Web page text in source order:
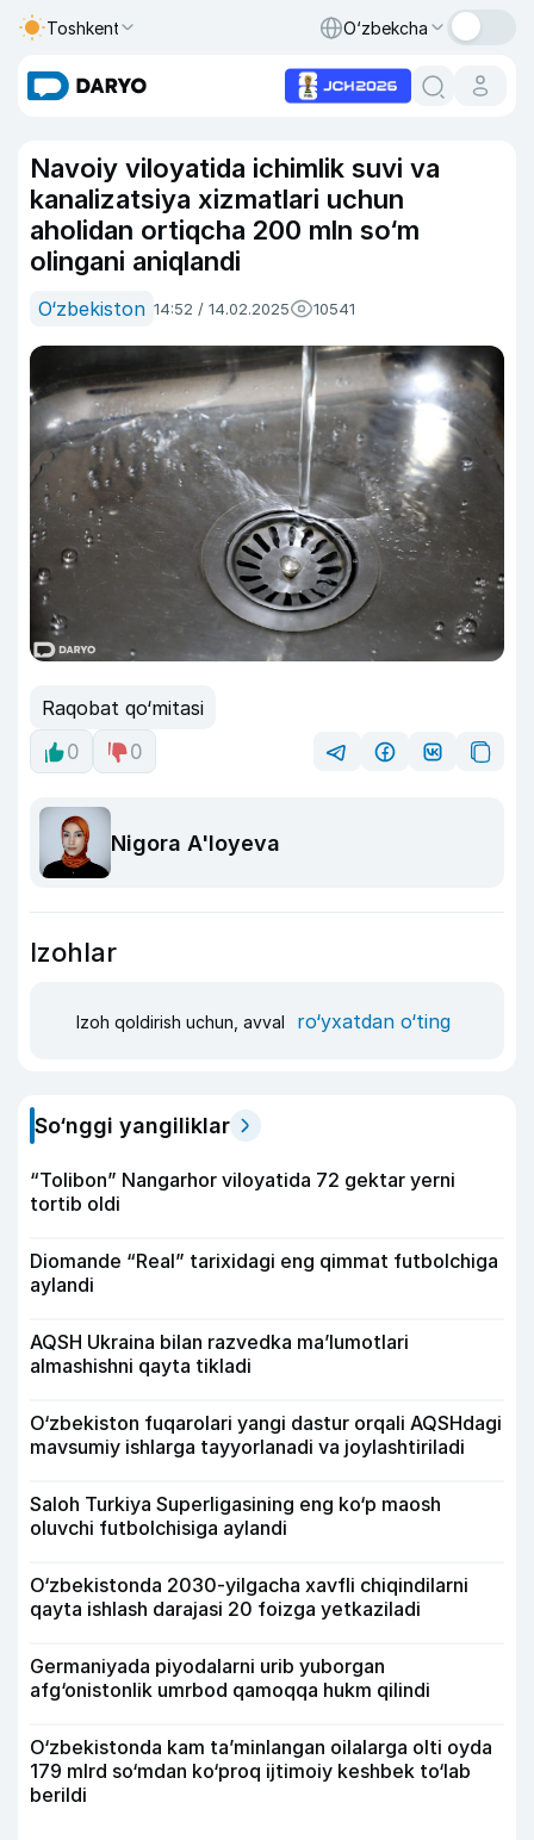
Toshkent O‘zbekcha
Navoiy viloyatida ichimlik suvi va
kanalizatsiya xizmatlari uchun
aholidan ortiqcha 200 mln so‘m
olingani aniqlandi
O‘zbekiston 14:52 / 14.02.2025 10541
Raqobat qo‘mitasi
0
0
Nigora A'loyeva
Izohlar
Izoh qoldirish uchun, avval ro‘yxatdan o‘ting
So‘nggi yangiliklar
“Tolibon” Nangarhor viloyatida 72 gektar yerni
tortib oldi
Diomande “Real” tarixidagi eng qimmat futbolchiga
aylandi
AQSH Ukraina bilan razvedka ma’lumotlari
almashishni qayta tikladi
O‘zbekiston fuqarolari yangi dastur orqali AQSHdagi
mavsumiy ishlarga tayyorlanadi va joylashtiriladi
Saloh Turkiya Superligasining eng ko‘p maosh
oluvchi futbolchisiga aylandi
O‘zbekistonda 2030-yilgacha xavfli chiqindilarni
qayta ishlash darajasi 20 foizga yetkaziladi
Germaniyada piyodalarni urib yuborgan
afg‘onistonlik umrbod qamoqqa hukm qilindi
O‘zbekistonda kam ta’minlangan oilalarga olti oyda
179 mlrd so‘mdan ko‘proq ijtimoiy keshbek to‘lab
berildi